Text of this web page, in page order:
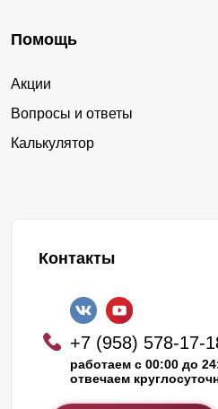
Помощь
Акции
Вопросы и ответы
Калькулятор
Контакты
+7 (958) 578-17-
работаем с 00:00 до
отвечаем